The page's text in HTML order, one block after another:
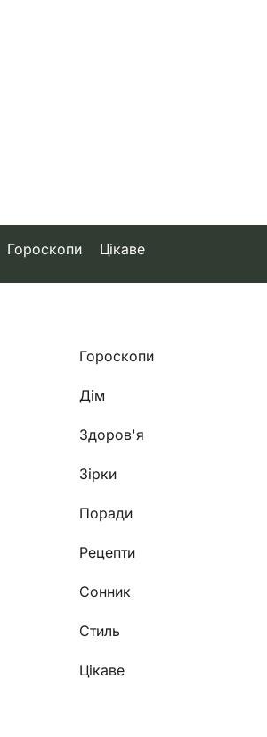
Гороскопи Цікаве
Гороскопи
Дім
Здоров'я
Зірки
Поради
Рецепти
Сонник
Стиль
Цікаве